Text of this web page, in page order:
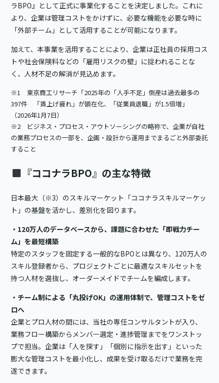
ラBPO』として正式に事業化することを決定しました。これに
より、企業は管理コストをかけずに、必要な機能を必要な時に
「外部チーム」として活用することが可能になります。
加えて、本事業を活用することにより、企業は正社員の採用コス
トや社会保険料などの「雇用リスクの壁」に捉われることな
く、人材不足の解消が見込めます。
※1 東京商工リサーチ「2025年の「人手不足」倒産は過去最多の
397件 「賃上げ疲れ」が顕在化、「従業員退職」が1.5倍増」
（2026年1月7日）
※2 ビジネス・プロセス・アウトソーシングの略称で、企業が自社
の業務プロセスの一部を、企画・設計から運用までまるごと外部委託
すること
『ココナラBPO』の主な特徴
日本最大（※3）のスキルマーケット「ココナラスキルマーケッ
ト」の基盤を活かし、差別化を図ります。
・120万人のデータベースから、課題に合わせた「即戦力チー
ム」を最短構築
特定のスタッフを固定する一般的なBPOとは異なり、120万人の
スキル登録者から、プロジェクトごとに最適なスキルセットを
持つ人材を選抜し、オーダーメイドでチームを編成します。
・チーム制による「丸投げOK」の運用体制で、管理コストをゼ
ロへ
企業とプロ人材の間には、当社の専任コンサルタントが入り、
業務フロー構築からメンバー選定・進捗管理までをワンストッ
プで担当。企業は「人を探す」「個別に指示を出す」といった
膨大な管理コストを最小化し、成果を受け取るだけで業務を完
遂できます。